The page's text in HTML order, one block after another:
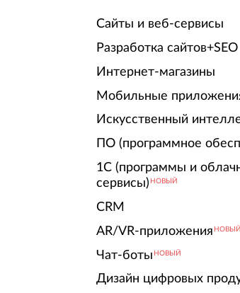
Сайты и веб-сервисы
Разработка сайтов+SEO
Интернет-магазины
Мобильные
Искусственный
ПО (программное
1С (программы и
сервисы) НОВЫЙ
CRM
AR/VR-приложения НОВЫЙ
Чат-боты НОВЫЙ
Дизайн цифровых